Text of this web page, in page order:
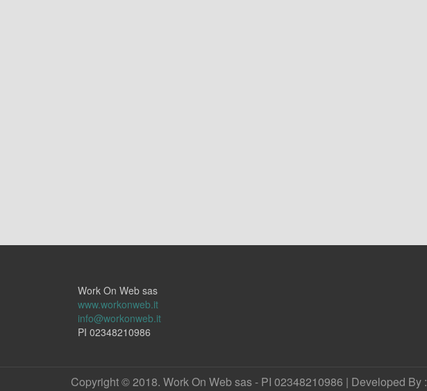
Work On Web sas
www.workonweb.it
info@workonweb.it
PI 02348210986
Copyright © 2018. Work On Web sas - PI 02348210986 | Developed By :